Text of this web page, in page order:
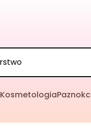
Kosmetologia